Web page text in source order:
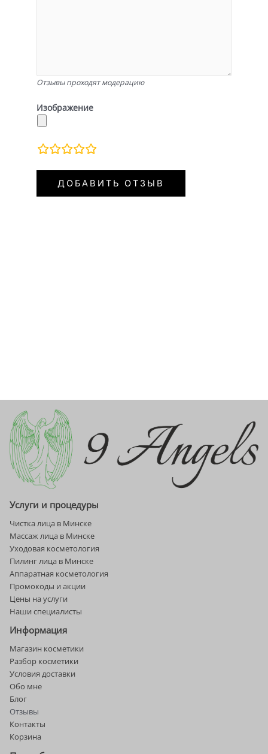
Отзывы проходят модерацию
Изображение
rating
Услуги и процедуры
Чистка лица в Минске
Массаж лица в Минске
Уходовая косметология
Пилинг лица в Минске
Аппаратная косметология
Промокоды и акции
Цены на услуги
Наши специалисты
Информация
Магазин косметики
Разбор косметики
Условия доставки
Обо мне
Блог
Отзывы
Контакты
Корзина